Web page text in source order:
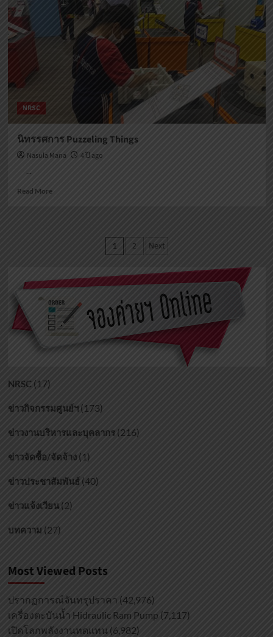
NRSC
นิทรรศการ Puzzeling Things
Nasula Mana
4 ปี ago
...
Read MoreRead
Posts
pagination
1 2 Next
NRSC(17)
ข่าวกิจกรรมศูนย์ฯ(173)
ข่าวงานบริหารและบุคลากร(216)
ข่าวจัดซื้อ/จัดจ้าง(1)
ข่าวประชาสัมพันธ์(40)
ข่าวแจ้งเวียน(2)
บทความ (27)
Most Viewed Posts
ปรากฏการณ์จันทรุปราคา (42,976)
เครื่องตะบันน้ำ Hidraulic Ram Pump (7,117)
เปิดโลกพลังงานทดแทน (6,982)